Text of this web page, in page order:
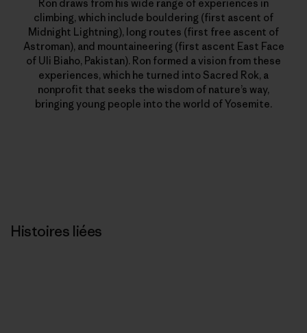
Ron draws from his wide range of experiences in
climbing, which include bouldering (first ascent of
Midnight Lightning), long routes (first free ascent of
Astroman), and mountaineering (first ascent East Face
of Uli Biaho, Pakistan). Ron formed a vision from these
experiences, which he turned into Sacred Rok, a
nonprofit that seeks the wisdom of nature’s way,
bringing young people into the world of Yosemite.
Histoires liées